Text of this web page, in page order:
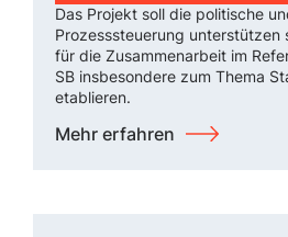
Das Projekt soll die politische
Prozesssteuerung unterstützen
für die Zusammenarbeit im
SB insbesondere zum Thema
etablieren.
Mehr erfahren